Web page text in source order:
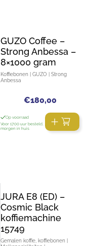
GUZO Coffee –
Strong Anbessa –
8×1000 gram
Koffiebonen | GUZO | Strong
Anbessa
€180,00
Op voorraad
Voor 17:00 uur besteld,
morgen in huis
JURA E8 (ED) –
Cosmic Black
koffiemachine
15749
Gemalen koffie, koffiebonen |